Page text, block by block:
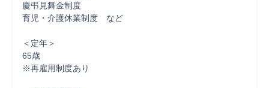
慶弔見舞金制度
育児・介護休業制度　など
＜定年＞
65歳
※再雇用制度あり